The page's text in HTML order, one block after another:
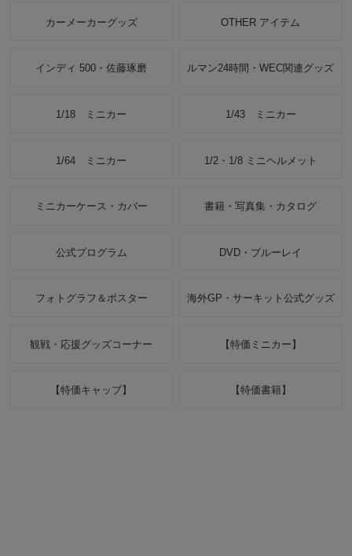
カーメーカーグッズ OTHER アイテム
インディ 500・佐藤琢磨 ルマン24時間・WEC関連グッズ
1/18 ミニカー 1/43 ミニカー
1/64 ミニカー 1/2・1/8 ミニヘルメット
ミニカーケース・カバー 書籍・写真集・カタログ
公式プログラム DVD・ブルーレイ
フォトグラフ＆ポスター 海外GP・サーキット公式グッズ
観戦・応援グッズコーナー 【特価ミニカー】
【特価キャップ】 【特価書籍】